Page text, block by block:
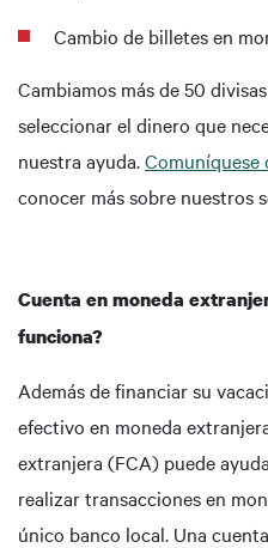
Cambio de billetes en
Cambiamos más de 50
seleccionar el dinero que
nuestra ayuda.Comuníquese
conocer más sobre nuestros
Cuenta en moneda
funciona?
Además de financiar su
efectivo en moneda
extranjera (FCA) puede
realizar transacciones en
único banco local. Una